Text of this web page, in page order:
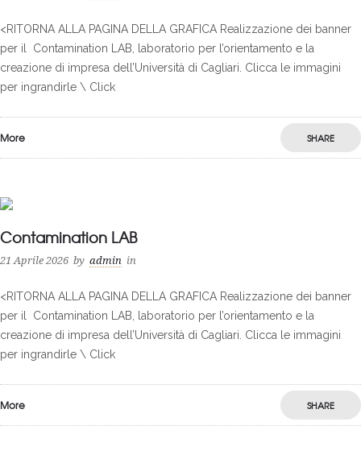
<RITORNA ALLA PAGINA DELLA GRAFICA Realizzazione dei banner
per il Contamination LAB, laboratorio per l’orientamento e la
creazione di impresa dell’Università di Cagliari. Clicca le immagini
per ingrandirle \ Click
More SHARE
Contamination LAB
21 Aprile 2026 by admin in
<RITORNA ALLA PAGINA DELLA GRAFICA Realizzazione dei banner
per il Contamination LAB, laboratorio per l’orientamento e la
creazione di impresa dell’Università di Cagliari. Clicca le immagini
per ingrandirle \ Click
More SHARE